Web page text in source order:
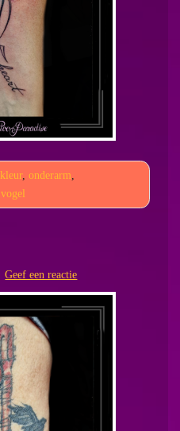
kleur, onderarm
vogel
Geef een reactie